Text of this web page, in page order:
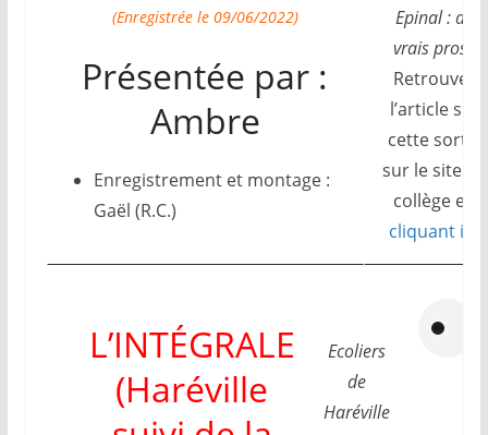
(Enregistrée le 09/06/2022)
Présentée par :
Ambre
Enregistrement et montage :
Gaël (R.C.)
Epinal : de
vrais pros !
Retrouvez
l’article sur
cette sortie
sur le site du
collège en
cliquant ici
L’INTÉGRALE
(Haréville
Ecoliers
de
Haréville